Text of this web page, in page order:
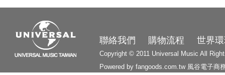
聯絡我們 購物流程 世界
Copyright © 2011 Universal Music All
Powered by fangoods.com.tw 風谷電子商